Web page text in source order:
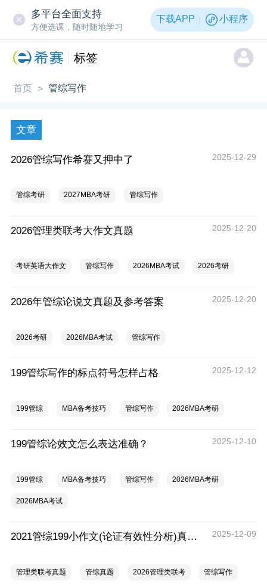
多平台全面支持
方便选课，随时随地学习
下载APP 小程序
标签
首页 > 管综写作
文章
2026管综写作希赛又押中了 2025-12-29
管综考研 2027MBA考研 管综写作
2026管理类联考大作文真题 2025-12-20
考研英语大作文 管综写作 2026MBA考试 2026考研
2026年管综论说文真题及参考答案 2025-12-20
2026考研 2026MBA考试 管综写作
199管综写作的标点符号怎样占格 2025-12-12
199管综 MBA备考技巧 管综写作 2026MBA考研
199管综论效文怎么表达准确？ 2025-12-10
199管综 MBA备考技巧 管综写作 2026MBA考研
2026MBA考试
2021管综199小作文(论证有效性分析)真题及范文 2025-12-09
管理类联考真题 管综真题 2026管理类联考 管综写作